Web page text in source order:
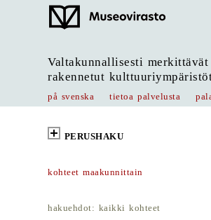
Valtakunnallisesti merkittävät
rakennetut
på svenska tietoa palvelusta
PERUSHAKU
kohteet maakunnittain
hakuehdot: kaikki kohteet